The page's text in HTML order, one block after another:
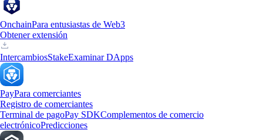
OnchainPara entusiastas de Web3
Obtener extensión
IntercambiosStakeExaminar DApps
PayPara comerciantes
Registro de comerciantes
Terminal de pagoPay SDKComplementos de comercio
electrónicoPredicciones